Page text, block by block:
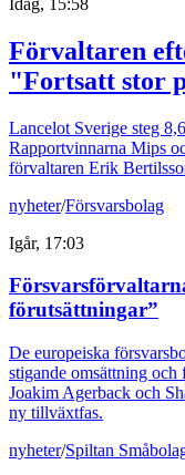
Idag, 15:58
Förvaltaren
"Fortsatt stor
Lancelot Sverige steg
Rapportvinnarna Mips
förvaltaren Erik
nyheter/Försvarsbolag
Igår, 17:03
förutsättningar”
De europeiska
stigande omsättning
Joakim Agerback och
ny tillväxtfas.
nyheter/Spiltan